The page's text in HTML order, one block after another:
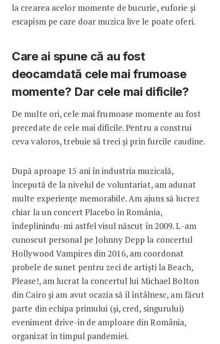
la crearea acelor momente de bucurie, euforie și
escapism pe care doar muzica live le poate oferi.
Care ai spune că au fost
deocamdată cele mai frumoase
momente? Dar cele mai dificile?
De multe ori, cele mai frumoase momente au fost
precedate de cele mai dificile. Pentru a construi
ceva valoros, trebuie să treci și prin furcile caudine.
După aproape 15 ani în industria muzicală,
începută de la nivelul de voluntariat, am adunat
multe experiențe memorabile. Am ajuns să lucrez
chiar la un concert Placebo în România,
îndeplinindu-mi astfel visul născut în 2009. L-am
cunoscut personal pe Johnny Depp la concertul
Hollywood Vampires din 2016, am coordonat
probele de sunet pentru zeci de artiști la Beach,
Please!, am lucrat la concertul lui Michael Bolton
din Cairo și am avut ocazia să îl întâlnesc, am făcut
parte din echipa primului (și, cred, singurului)
eveniment drive-in de amploare din România,
organizat în timpul pandemiei.